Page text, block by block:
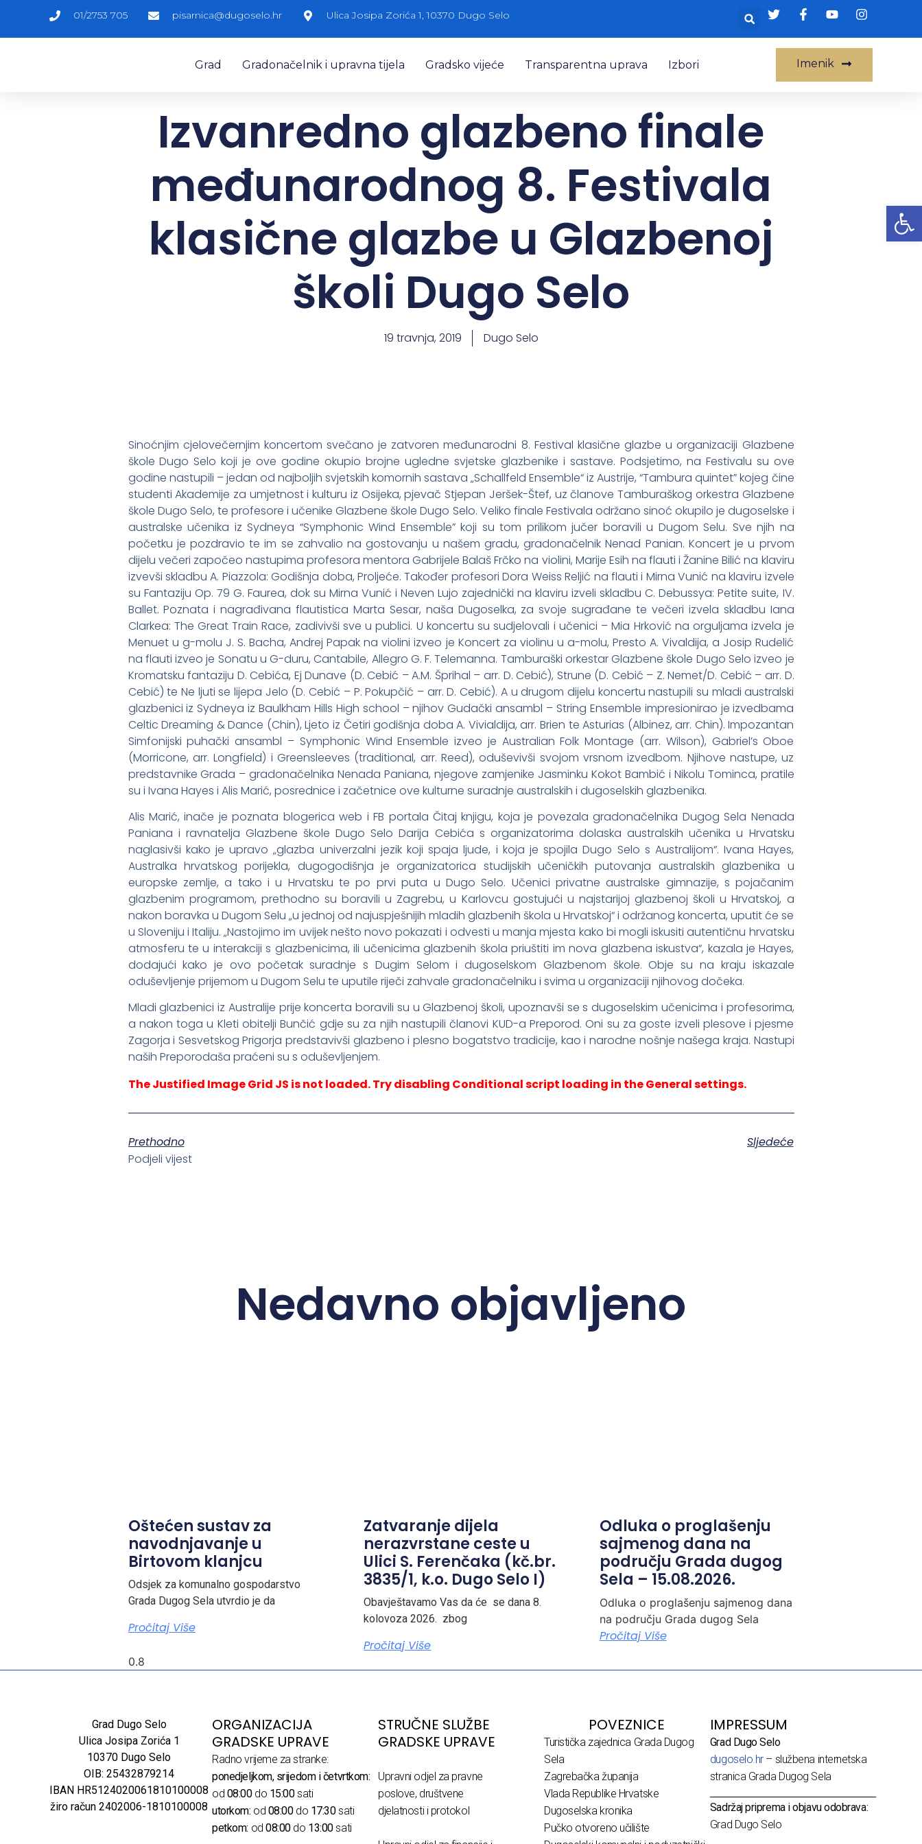
01/2753 705 pisarnica@dugoselo.hr Ulica Josipa Zorića 1, 10370 Dugo Selo
Grad Gradonačelnik i upravna tijela Gradsko vijeće Transparentna uprava Izbori Imenik
Izvanredno glazbeno finale
međunarodnog 8. Festivala
klasične glazbe u Glazbenoj
školi Dugo Selo
19 travnja, 2019 Dugo Selo
Sinoćnjim cjelovečernjim koncertom svečano je zatvoren međunarodni 8. Festival klasične glazbe u organizaciji Glazbene
škole Dugo Selo koji je ove godine okupio brojne ugledne svjetske glazbenike i sastave. Podsjetimo, na Festivalu su ove
godine nastupili – jedan od najboljih svjetskih komornih sastava „Schallfeld Ensemble“ iz Austrije, “Tambura quintet” kojeg čine
studenti Akademije za umjetnost i kulturu iz Osijeka, pjevač Stjepan Jeršek-Štef, uz članove Tamburaškog orkestra Glazbene
škole Dugo Selo, te profesore i učenike Glazbene škole Dugo Selo. Veliko finale Festivala održano sinoć okupilo je dugoselske i
australske učenika iz Sydneya “Symphonic Wind Ensemble” koji su tom prilikom jučer boravili u Dugom Selu. Sve njih na
početku je pozdravio te im se zahvalio na gostovanju u našem gradu, gradonačelnik Nenad Panian. Koncert je u prvom
dijelu večeri započeo nastupima profesora mentora Gabrijele Balaš Frčko na violini, Marije Esih na flauti i Žanine Bilić na klaviru
izvevši skladbu A. Piazzola: Godišnja doba, Proljeće. Također profesori Dora Weiss Reljić na flauti i Mirna Vunić na klaviru izvele
su Fantaziju Op. 79 G. Faurea, dok su Mirna Vunić i Neven Lujo zajednički na klaviru izveli skladbu C. Debussya: Petite suite, IV.
Ballet. Poznata i nagrađivana flautistica Marta Sesar, naša Dugoselka, za svoje sugrađane te večeri izvela skladbu Iana
Clarkea: The Great Train Race, zadivivši sve u publici. U koncertu su sudjelovali i učenici – Mia Hrković na orguljama izvela je
Menuet u g-molu J. S. Bacha, Andrej Papak na violini izveo je Koncert za violinu u a-molu, Presto A. Vivaldija, a Josip Rudelić
na flauti izveo je Sonatu u G-duru, Cantabile, Allegro G. F. Telemanna. Tamburaški orkestar Glazbene škole Dugo Selo izveo je
Kromatsku fantaziju D. Cebića, Ej Dunave (D. Cebić – A.M. Šprihal – arr. D. Cebić), Strune (D. Cebić – Z. Nemet/D. Cebić – arr. D.
Cebić) te Ne ljuti se lijepa Jelo (D. Cebić – P. Pokupčić – arr. D. Cebić). A u drugom dijelu koncertu nastupili su mladi australski
glazbenici iz Sydneya iz Baulkham Hills High school – njihov Gudački ansambl – String Ensemble impresionirao je izvedbama
Celtic Dreaming & Dance (Chin), Ljeto iz Četiri godišnja doba A. Vivialdija, arr. Brien te Asturias (Albinez, arr. Chin). Impozantan
Simfonijski puhački ansambl – Symphonic Wind Ensemble izveo je Australian Folk Montage (arr. Wilson), Gabriel’s Oboe
(Morricone, arr. Longfield) i Greensleeves (traditional, arr. Reed), oduševivši svojom vrsnom izvedbom. Njihove nastupe, uz
predstavnike Grada – gradonačelnika Nenada Paniana, njegove zamjenike Jasminku Kokot Bambić i Nikolu Tominca, pratile
su i Ivana Hayes i Alis Marić, posrednice i začetnice ove kulturne suradnje australskih i dugoselskih glazbenika.
Alis Marić, inače je poznata blogerica web i FB portala Čitaj knjigu, koja je povezala gradonačelnika Dugog Sela Nenada
Paniana i ravnatelja Glazbene škole Dugo Selo Darija Cebića s organizatorima dolaska australskih učenika u Hrvatsku
naglasivši kako je upravo „glazba univerzalni jezik koji spaja ljude, i koja je spojila Dugo Selo s Australijom“. Ivana Hayes,
Australka hrvatskog porijekla, dugogodišnja je organizatorica studijskih učeničkih putovanja australskih glazbenika u
europske zemlje, a tako i u Hrvatsku te po prvi puta u Dugo Selo. Učenici privatne australske gimnazije, s pojačanim
glazbenim programom, prethodno su boravili u Zagrebu, u Karlovcu gostujući u najstarijoj glazbenoj školi u Hrvatskoj, a
nakon boravka u Dugom Selu „u jednoj od najuspješnijih mladih glazbenih škola u Hrvatskoj“ i održanog koncerta, uputit će se
u Sloveniju i Italiju. „Nastojimo im uvijek nešto novo pokazati i odvesti u manja mjesta kako bi mogli iskusiti autentičnu hrvatsku
atmosferu te u interakciji s glazbenicima, ili učenicima glazbenih škola priuštiti im nova glazbena iskustva“, kazala je Hayes,
dodajući kako je ovo početak suradnje s Dugim Selom i dugoselskom Glazbenom škole. Obje su na kraju iskazale
oduševljenje prijemom u Dugom Selu te uputile riječi zahvale gradonačelniku i svima u organizaciji njihovog dočeka.
Mladi glazbenici iz Australije prije koncerta boravili su u Glazbenoj školi, upoznavši se s dugoselskim učenicima i profesorima,
a nakon toga u Kleti obitelji Bunčić gdje su za njih nastupili članovi KUD-a Preporod. Oni su za goste izveli plesove i pjesme
Zagorja i Sesvetskog Prigorja predstavivši glazbeno i plesno bogatstvo tradicije, kao i narodne nošnje našega kraja. Nastupi
naših Preporodaša praćeni su s oduševljenjem.
The Justified Image Grid JS is not loaded. Try disabling Conditional script loading in the General settings.
Prethodno
Sljedeće
Podjeli vijest
Nedavno objavljeno
Oštećen sustav za
navodnjavanje u
Birtovom klanjcu
Odsjek za komunalno gospodarstvo
Grada Dugog Sela utvrdio je da
Pročitaj Više
Zatvaranje dijela
nerazvrstane ceste u
Ulici S. Ferenčaka (kč.br.
3835/1, k.o. Dugo Selo I)
Obavještavamo Vas da će se dana 8.
kolovoza 2026. zbog
Pročitaj Više
Odluka o proglašenju
sajmenog dana na
području Grada dugog
Sela – 15.08.2026.
Odluka o proglašenju sajmenog dana
na području Grada dugog Sela
Pročitaj Više
Grad Dugo Selo
Ulica Josipa Zorića 1
10370 Dugo Selo
OIB: 25432879214
IBAN HR5124020061810100008
žiro račun 2402006-1810100008
ORGANIZACIJA
GRADSKE UPRAVE
Radno vrijeme za stranke:
ponedjeljkom, srijedom i četvrtkom:
od 08:00do 15:00sati
utorkom: od 08:00do 17:30sati
petkom: od08:00do 13:00sati
STRUČNE SLUŽBE
GRADSKE UPRAVE
Upravni odjel za pravne
poslove, društvene
djelatnosti i protokol
POVEZNICE
Turistička zajednica Grada Dugog
Sela
Zagrebačka županija
Vlada Republike Hrvatske
Dugoselska kronika
Pučko otvoreno učilište
IMPRESSUM
Grad Dugo Selo
dugoselo.hr– službena internetska
stranica Grada Dugog Sela
Sadržaj priprema i objavu odobrava:
Grad Dugo Selo